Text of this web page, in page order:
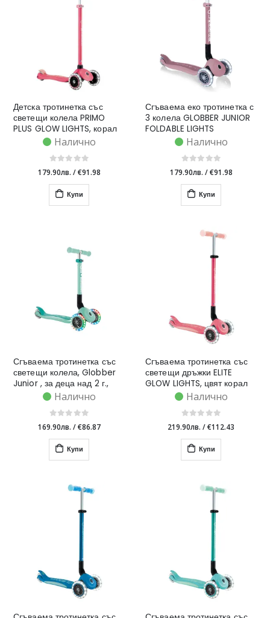
Детска тротинетка със
светещи колела PRIMO
PLUS GLOW LIGHTS, корал
Налично
179.90лв. /€91.98
Купи
Сгъваема еко тротинетка с
3 колела GLOBBER JUNIOR
FOLDABLE LIGHTS
ECOLOGIC – цвят бери
Налично
179.90лв. /€91.98
Купи
Сгъваема тротинетка със
светещи колела, Globber
Junior , за деца над 2 г.,
Налично
169.90лв. /€86.87
Купи
Сгъваема тротинетка със
светещи дръжки ELITE
GLOW LIGHTS, цвят корал
Налично
219.90лв. /€112.43
Купи